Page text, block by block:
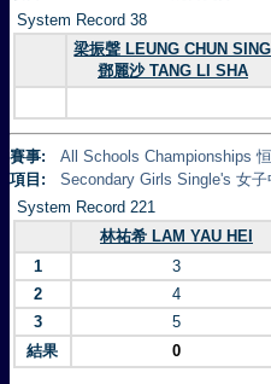
System Record 38
梁振聲 LEUNG CHUN SING
鄧麗沙 TANG LI SHA
賽事:
All Schools Championships
項目:
Secondary Girls Single's 女子
System Record 221
林祐希 LAM YAU HEI
1
3
2
4
3
5
結果
0